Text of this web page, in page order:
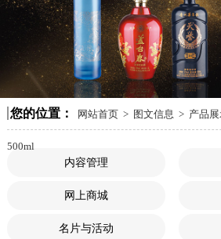
您的位置： 网站首页 > 图文信息 > 产品
500ml
内容管理
网上商城
名片与活动